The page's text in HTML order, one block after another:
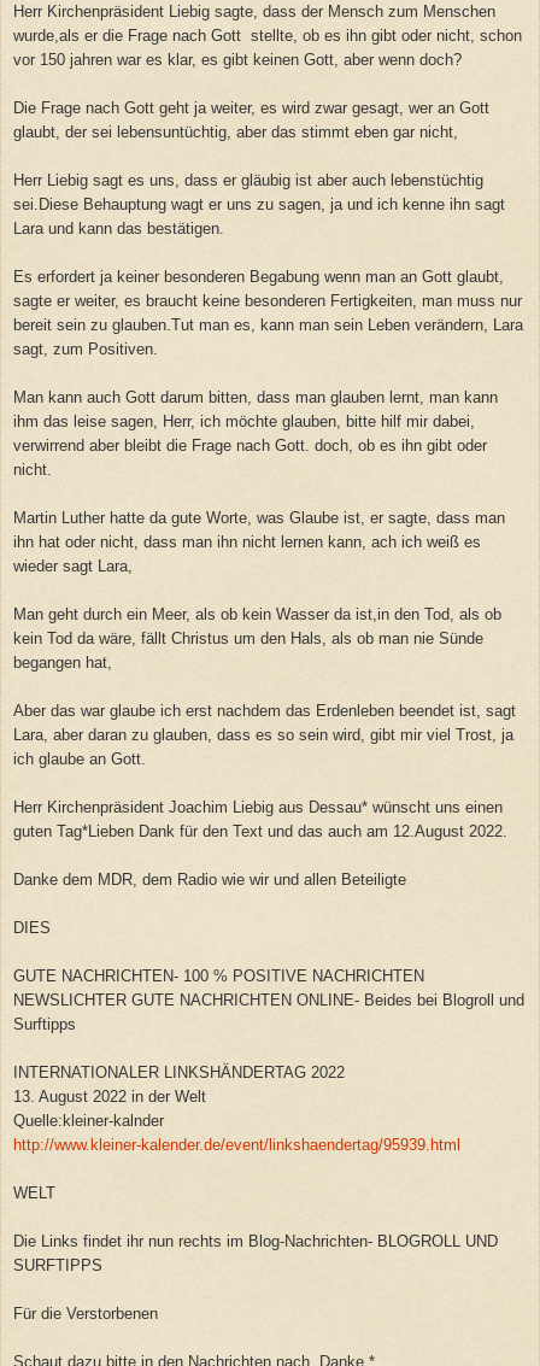
Herr Kirchenpräsident Liebig sagte, dass der Mensch zum Menschen
wurde,als er die Frage nach Gott stellte, ob es ihn gibt oder nicht, schon
vor 150 jahren war es klar, es gibt keinen Gott, aber wenn doch?
Die Frage nach Gott geht ja weiter, es wird zwar gesagt, wer an Gott
glaubt, der sei lebensuntüchtig, aber das stimmt eben gar nicht,
Herr Liebig sagt es uns, dass er gläubig ist aber auch lebenstüchtig
sei.Diese Behauptung wagt er uns zu sagen, ja und ich kenne ihn sagt
Lara und kann das bestätigen.
Es erfordert ja keiner besonderen Begabung wenn man an Gott glaubt,
sagte er weiter, es braucht keine besonderen Fertigkeiten, man muss nur
bereit sein zu glauben.Tut man es, kann man sein Leben verändern, Lara
sagt, zum Positiven.
Man kann auch Gott darum bitten, dass man glauben lernt, man kann
ihm das leise sagen, Herr, ich möchte glauben, bitte hilf mir dabei,
verwirrend aber bleibt die Frage nach Gott. doch, ob es ihn gibt oder
nicht.
Martin Luther hatte da gute Worte, was Glaube ist, er sagte, dass man
ihn hat oder nicht, dass man ihn nicht lernen kann, ach ich weiß es
wieder sagt Lara,
Man geht durch ein Meer, als ob kein Wasser da ist,in den Tod, als ob
kein Tod da wäre, fällt Christus um den Hals, als ob man nie Sünde
begangen hat,
Aber das war glaube ich erst nachdem das Erdenleben beendet ist, sagt
Lara, aber daran zu glauben, dass es so sein wird, gibt mir viel Trost, ja
ich glaube an Gott.
Herr Kirchenpräsident Joachim Liebig aus Dessau* wünscht uns einen
guten Tag*Lieben Dank für den Text und das auch am 12.August 2022.
Danke dem MDR, dem Radio wie wir und allen Beteiligte
DIES
GUTE NACHRICHTEN- 100 % POSITIVE NACHRICHTEN
NEWSLICHTER GUTE NACHRICHTEN ONLINE- Beides bei Blogroll und
Surftipps
INTERNATIONALER LINKSHÄNDERTAG 2022
13. August 2022 in der Welt
Quelle:kleiner-kalnder
http://www.kleiner-kalender.de/event/linkshaendertag/95939.html
WELT
Die Links findet ihr nun rechts im Blog-Nachrichten- BLOGROLL UND
SURFTIPPS
Für die Verstorbenen
Schaut dazu bitte in den Nachrichten nach. Danke.*